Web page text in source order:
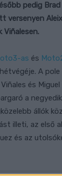
pedig
versenyen
Viñalesen.
as és
A
és
a
állók
illeti, az első
és az